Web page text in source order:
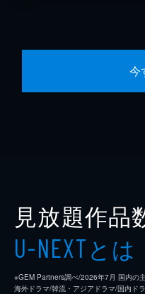
今
見放題作品
U-NEXTとは
※GEM Partners調べ/2026年7⽉ 国内の
海外ドラマ/韓流・アジアドラマ/国内ド